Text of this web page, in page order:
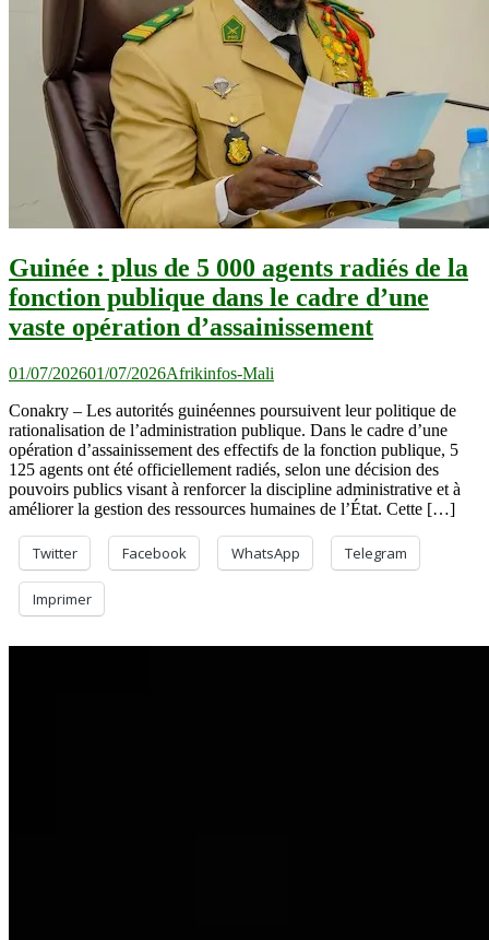
Guinée : plus de 5 000 agents radiés de la
fonction publique dans le cadre d’une
vaste opération d’assainissement
01/07/202601/07/2026Afrikinfos-Mali
Conakry – Les autorités guinéennes poursuivent leur politique de
rationalisation de l’administration publique. Dans le cadre d’une
opération d’assainissement des effectifs de la fonction publique, 5
125 agents ont été officiellement radiés, selon une décision des
pouvoirs publics visant à renforcer la discipline administrative et à
améliorer la gestion des ressources humaines de l’État. Cette […]
Twitter Facebook WhatsApp Telegram
Imprimer